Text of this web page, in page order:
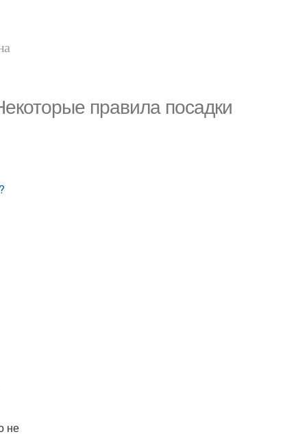
правила посадки
не